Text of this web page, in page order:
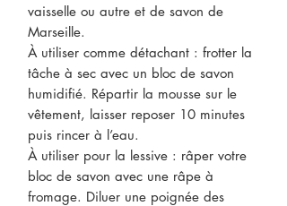
vaisselle ou autre et de savon de
Marseille.
À utiliser comme détachant : frotter la
tâche à sec avec un bloc de savon
humidifié. Répartir la mousse sur le
vêtement, laisser reposer 10 minutes
puis rincer à l’eau.
À utiliser pour la lessive : râper votre
bloc de savon avec une râpe à
fromage. Diluer une poignée des